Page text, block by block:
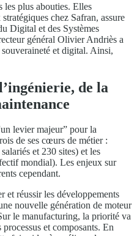
les plus abouties. Elles
chez Safran, assure
Digital et des Systèmes
général Olivier Andriès a
et digital. Ainsi,
de la
levier majeur” pour la
de ses cœurs de métier :
et 230 sites) et les
mondial). Les enjeux sur
cependant.
et réussir les développements
nouvelle génération de moteur
le manufacturing, la priorité va
et composants. En